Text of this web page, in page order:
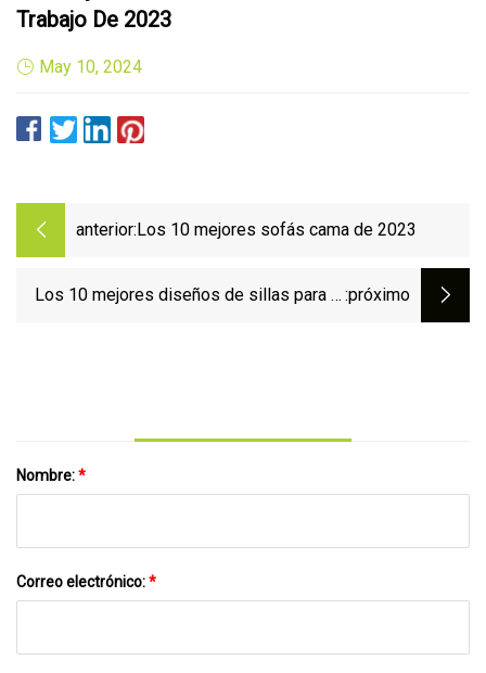
Trabajo De 2023
May 10, 2024
anterior: Los 10 mejores sofás cama de 2023
Los 10 mejores diseños de sillas para el :próximo
Nombre:*
Correo electrónico:*